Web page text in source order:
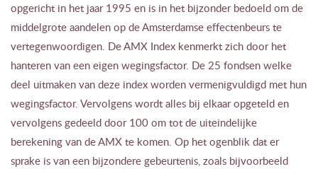
opgericht in het jaar 1995 en is in het bijzonder bedoeld om de
middelgrote aandelen op de Amsterdamse effectenbeurs te
vertegenwoordigen. De AMX Index kenmerkt zich door het
hanteren van een eigen wegingsfactor. De 25 fondsen welke
deel uitmaken van deze index worden vermenigvuldigd met hun
wegingsfactor. Vervolgens wordt alles bij elkaar opgeteld en
vervolgens gedeeld door 100 om tot de uiteindelijke
berekening van de AMX te komen. Op het ogenblik dat er
sprake is van een bijzondere gebeurtenis, zoals bijvoorbeeld